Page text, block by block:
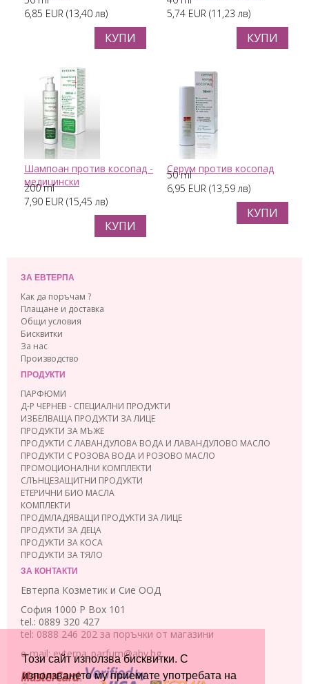
Този сайт използва бисквитки. С
използването му приемате употребата на
6,85 EUR (13,40 лв)
КУПИ
5,74 EUR (11,23 лв)
КУПИ
Шампоан против косопад -
медицински
200 ml
7,90 EUR (15,45 лв)
КУПИ
Серум против косопад
50 ml
6,95 EUR (13,59 лв)
КУПИ
ЗА ЕВТЕРПА
Как да поръчам ?
Плащане и доставка
Общи условия
Бисквитки
За нас
Производство
ПРОДУКТИ
ПАРФЮМИ
Д-Р ЧЕРНЕВ - СПЕЦИАЛНИ ПРОДУКТИ
ИЗБЕЛВАЩА ПРОДУКТИ ЗА ЛИЦЕ
ПРОДУКТИ ЗА МЪЖЕ
ПРОДУКТИ С ЛАВАНДУЛОВА ВОДА И ЛАВАНДУЛОВО МАСЛО
ПРОДУКТИ С РОЗОВА ВОДА И РОЗОВО МАСЛО
ПРОМОЦИОНАЛНИ КОМПЛЕКТИ
СЛЪНЦЕЗАЩИТНИ ПРОДУКТИ
ЕТЕРИЧНИ БИО МАСЛА
КОМПЛЕКТИ
ПРОДМЛАДЯВАЩИ ПРОДУКТИ ЗА ЛИЦЕ
ПРОДУКТИ ЗА ДЕЦА
ПРОДУКТИ ЗА КОСА
ПРОДУКТИ ЗА ТЯЛО
ЗА КОНТАКТИ
Евтерпа Козметик и Сие ООД
София 1000 P Box 101
tel.: 0889 320 427
tel: 0888 246 202 за поръчки от магазини
e-mail: evterpa_parfum@abv.bg